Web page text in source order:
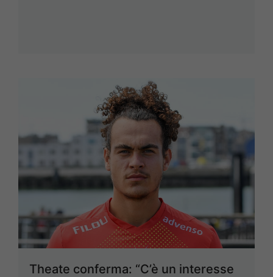
Theate conferma: “C’è un interesse